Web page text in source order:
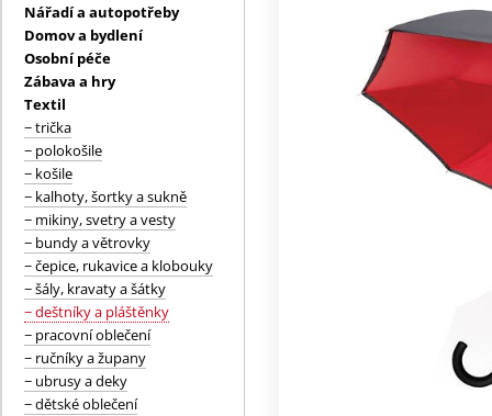
Nářadí a autopotřeby
Domov a bydlení
Osobní péče
Zábava a hry
Textil
− trička
− polokošile
− košile
− kalhoty, šortky a sukně
− mikiny, svetry a vesty
− bundy a větrovky
− čepice, rukavice a klobouky
− šály, kravaty a šátky
− deštníky a pláštěnky
− pracovní oblečení
− ručníky a župany
− ubrusy a deky
− dětské oblečení